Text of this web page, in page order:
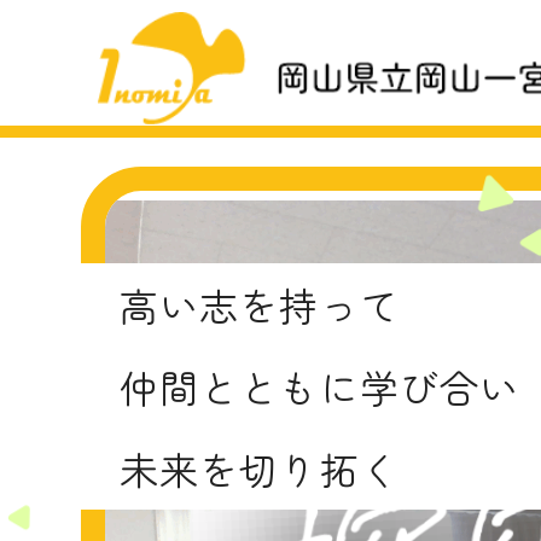
高い志を持って
仲間とともに学び合い
未来を切り拓く